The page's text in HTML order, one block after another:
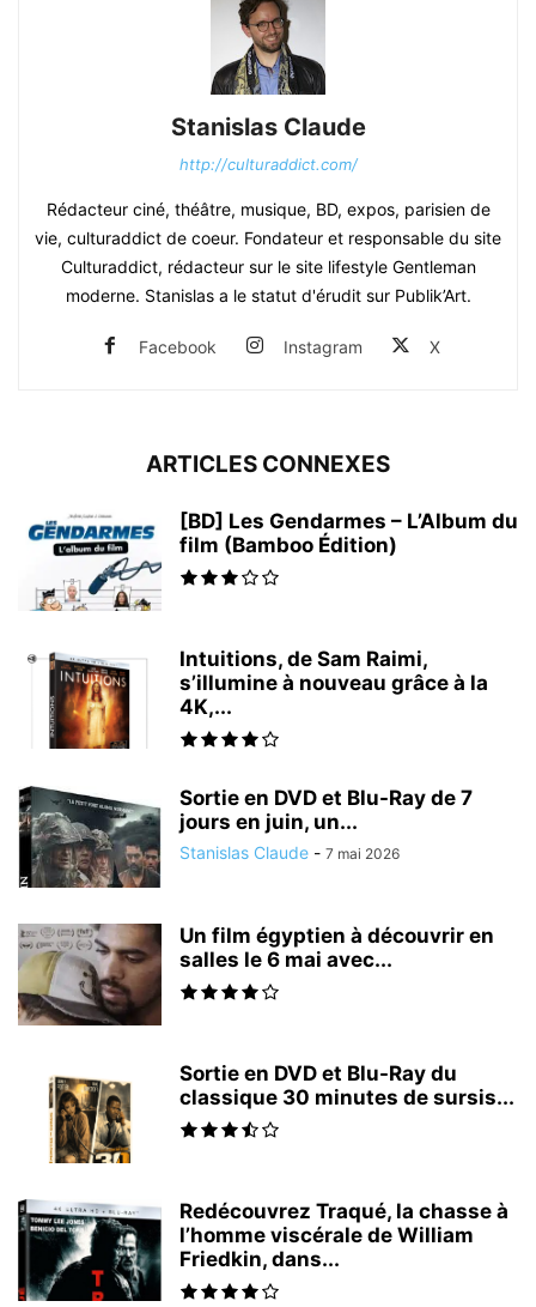
Stanislas Claude
http://culturaddict.com/
Rédacteur ciné, théâtre, musique, BD, expos, parisien de
vie, culturaddict de coeur. Fondateur et responsable du site
Culturaddict, rédacteur sur le site lifestyle Gentleman
moderne. Stanislas a le statut d'érudit sur Publik’Art.
Facebook Instagram X
ARTICLES CONNEXES
[BD] Les Gendarmes – L’Album du
film (Bamboo Édition)
Intuitions, de Sam Raimi,
s’illumine à nouveau grâce à la
4K,...
Sortie en DVD et Blu-Ray de 7
jours en juin, un...
Stanislas Claude - 7 mai 2026
Un film égyptien à découvrir en
salles le 6 mai avec...
Sortie en DVD et Blu-Ray du
classique 30 minutes de sursis...
Redécouvrez Traqué, la chasse à
l’homme viscérale de William
Friedkin, dans...